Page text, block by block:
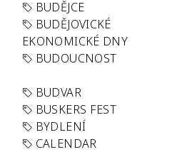
BUDĚJCE
BUDĚJOVICKÉ
EKONOMICKÉ DNY
BUDOUCNOST
BUDVAR
BUSKERS FEST
BYDLENÍ
CALENDAR